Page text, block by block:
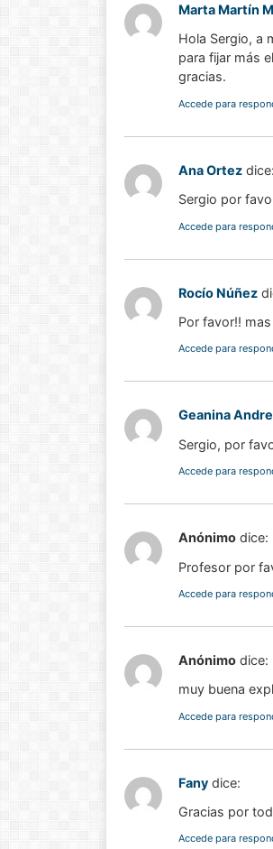
Marta Martín
Hola Sergio, a
para fijar más
gracias.
Accede para
Ana Ortez dice:
Sergio por
Accede para
Rocío Núñez
Por favor!!
Accede para
Geanina
Sergio, por
Accede para
Anónimo dice:
Profesor por
Accede para
Anónimo dice:
muy buena
Accede para
Fany dice:
Gracias por
Accede para
!Esto
las
al